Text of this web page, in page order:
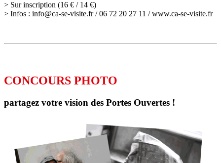
> Sur inscription (16 € / 14 €)
> Infos : info@ca-se-visite.fr / 06 72 20 27 11 / www.ca-se-visite.fr
CONCOURS PHOTO
partagez votre vision des Portes Ouvertes !